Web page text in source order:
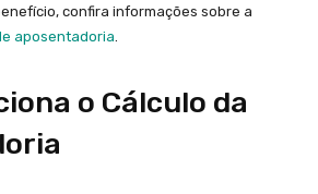
confira informações sobre a
aposentadoria.
o Cálculo da